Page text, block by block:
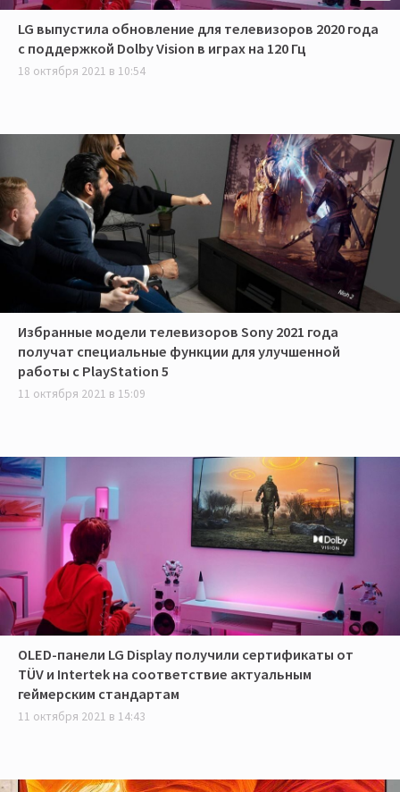
LG выпустила обновление для телевизоров 2020 года
с поддержкой Dolby Vision в играх на 120 Гц
18 октября 2021 в 10:54
Избранные модели телевизоров Sony 2021 года
получат специальные функции для улучшенной
работы с PlayStation 5
11 октября 2021 в 15:09
OLED-панели LG Display получили сертификаты от
TÜV и Intertek на соответствие актуальным
геймерским стандартам
11 октября 2021 в 14:43